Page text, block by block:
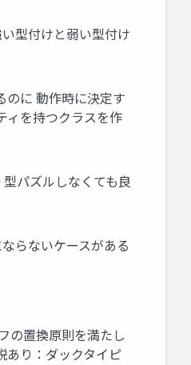
型付けと弱い型付け
のに 動作時に決定す
を持つクラスを作
パズルしなくても良
らないケースがある
の置換原則を満たし
り：ダックタイピ